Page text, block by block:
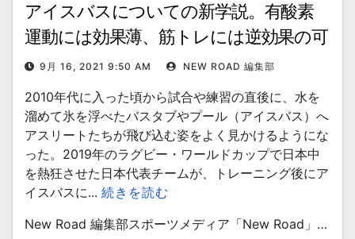
アイスバスについての新学説。有酸素
運動には効果薄、筋トレには逆効果の可
能性9月 16, 2021 9:50 AM NEW ROAD 編集部
2010年代に入った頃から試合や練習の直後に、水を
溜めて氷を浮べたバスタブやプール（アイスバス）へ
アスリートたちが飛び込む姿をよく見かけるようにな
った。2019年のラグビー・ワールドカップで日本中
を熱狂させた日本代表チームが、トレーニング後にア
イスバスに... 続きを読む
New Road 編集部スポーツメディア「New Road」…